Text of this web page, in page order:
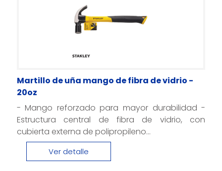
Martillo de uña mango de fibra de vidrio -
20oz
- Mango reforzado para mayor durabilidad -
Estructura central de fibra de vidrio, con
cubierta externa de polipropileno...
Ver detalle